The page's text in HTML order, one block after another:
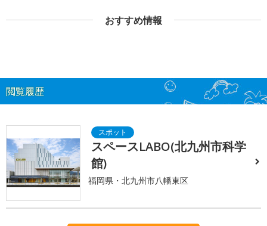
おすすめ情報
閲覧履歴
スペースLABO(北九州市科学
館)
福岡県・北九州市八幡東区